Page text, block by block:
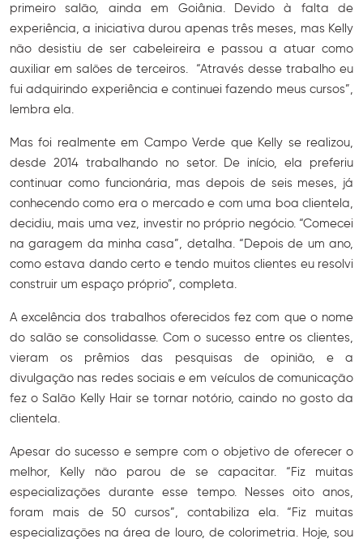
primeiro salão, ainda em Goiânia. Devido à falta de
experiência, a iniciativa durou apenas três meses, mas Kelly
não desistiu de ser cabeleireira e passou a atuar como
auxiliar em salões de terceiros. “Através desse trabalho eu
fui adquirindo experiência e continuei fazendo meus cursos”,
lembra ela.
Mas foi realmente em Campo Verde que Kelly se realizou,
desde 2014 trabalhando no setor. De início, ela preferiu
continuar como funcionária, mas depois de seis meses, já
conhecendo como era o mercado e com uma boa clientela,
decidiu, mais uma vez, investir no próprio negócio. “Comecei
na garagem da minha casa”, detalha. “Depois de um ano,
como estava dando certo e tendo muitos clientes eu resolvi
construir um espaço próprio”, completa.
A excelência dos trabalhos oferecidos fez com que o nome
do salão se consolidasse. Com o sucesso entre os clientes,
vieram os prêmios das pesquisas de opinião, e a
divulgação nas redes sociais e em veículos de comunicação
fez o Salão Kelly Hair se tornar notório, caindo no gosto da
clientela.
Apesar do sucesso e sempre com o objetivo de oferecer o
melhor, Kelly não parou de se capacitar. “Fiz muitas
especializações durante esse tempo. Nesses oito anos,
foram mais de 50 cursos”, contabiliza ela. “Fiz muitas
especializações na área de louro, de colorimetria. Hoje, sou